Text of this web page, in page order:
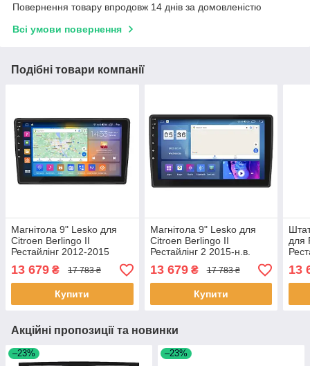
Повернення товару впродовж 14 днів за домовленістю
Всі умови повернення
Подібні товари компанії
Магнітола 9" Lesko для
Citroen Berlingo II
Рестайлінг 2012-2015
4/64Gb CarPlay 4G Wi-Fi
GPS Prime 6шт
13 679 ₴ 17 783 ₴
Купити
Магнітола 9" Lesko для
Citroen Berlingo II
Рестайлінг 2 2015-н.в.
4/64Gb CarPlay 4G Wi-Fi
GPS Prime 6шт
13 679₴ 17 783 ₴
Купити
для
Fi
13
Акційні пропозиції та новинки
–23% –23%